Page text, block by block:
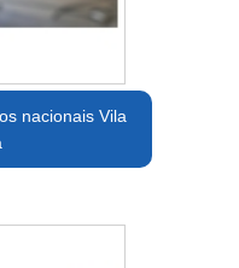
nacionais Vila